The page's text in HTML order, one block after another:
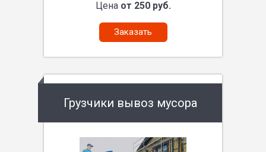
Цена от 250 руб.
Заказать
Грузчики вывоз мусора